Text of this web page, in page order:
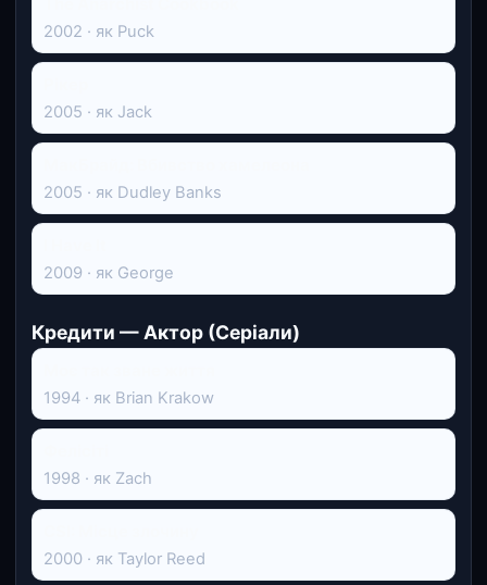
2002 · як Puck
2005 · як Jack
2005 · як Dudley Banks
2009 · як George
Кредити — Актор (Серіали)
1994 · як Brian Krakow
1998 · як Zach
2000 · як Taylor Reed